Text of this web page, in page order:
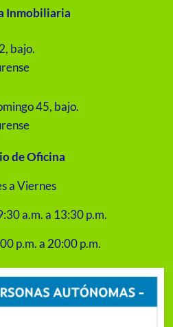
Inmobiliaria
bajo.
45, bajo.
de Oficina
a Viernes
a.m. a 13:30 p.m.
p.m. a 20:00 p.m.